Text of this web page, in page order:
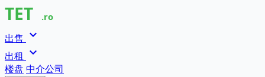
出售 expand_more
出租 expand_more
楼盘 中介公司